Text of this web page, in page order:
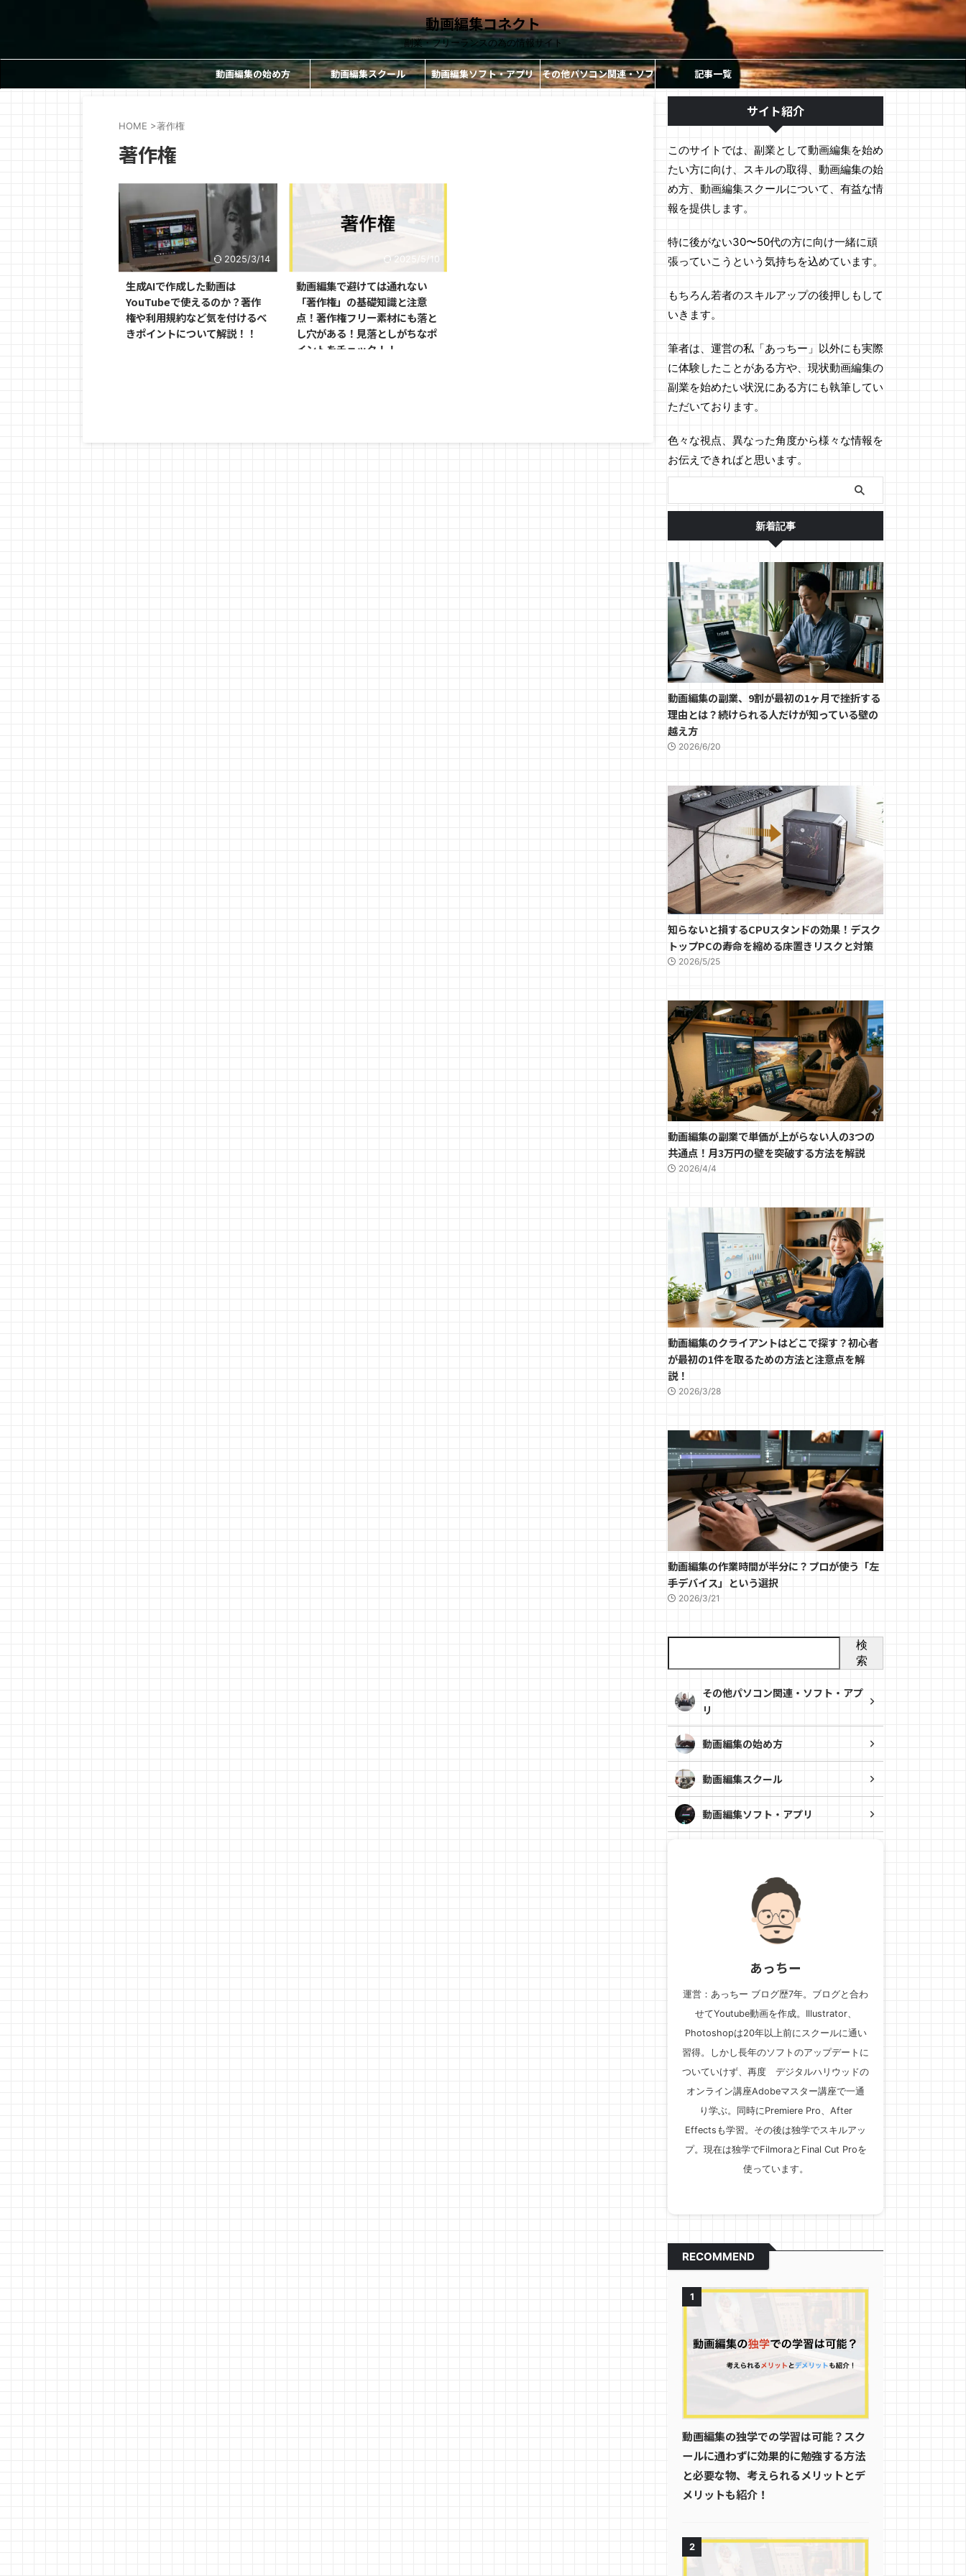
動画編集コネクト
副業・フリーランスの為の情報サイト
動画編集の始め方 動画編集スクール 動画編集ソフト・アプリ その他パソコン関連・ソフ 記事一覧
HOME >著作権
著作権
2025/3/14
生成AIで作成した動画は
YouTubeで使えるのか？著作
権や利用規約など気を付けるべ
きポイントについて解説！！
2025/5/10
動画編集で避けては通れない
「著作権」の基礎知識と注意
点！著作権フリー素材にも落と
し穴がある！見落としがちなポ
イントをチェック！！
サイト紹介
このサイトでは、副業として動画編集を始め
たい方に向け、スキルの取得、動画編集の始
め方、動画編集スクールについて、有益な情
報を提供します。
特に後がない30〜50代の方に向け一緒に頑
張っていこうという気持ちを込めています。
もちろん若者のスキルアップの後押しもして
いきます。
筆者は、運営の私「あっちー」以外にも実際
に体験したことがある方や、現状動画編集の
副業を始めたい状況にある方にも執筆してい
ただいております。
色々な視点、異なった角度から様々な情報を
お伝えできればと思います。
新着記事
動画編集の副業、9割が最初の1ヶ月で挫折する
理由とは？続けられる人だけが知っている壁の
越え方
2026/6/20
知らないと損するCPUスタンドの効果！デスク
トップPCの寿命を縮める床置きリスクと対策
2026/5/25
動画編集の副業で単価が上がらない人の3つの
共通点！月3万円の壁を突破する方法を解説
2026/4/4
動画編集のクライアントはどこで探す？初心者
が最初の1件を取るための方法と注意点を解
説！
2026/3/28
動画編集の作業時間が半分に？プロが使う「左
手デバイス」という選択
2026/3/21
検
索
その他パソコン関連・ソフト・アプ
リ
動画編集の始め方
動画編集スクール
動画編集ソフト・アプリ
あっちー
運営：あっちー ブログ歴7年。ブログと合わ
せてYoutube動画を作成。Illustrator、
Photoshopは20年以上前にスクールに通い
習得。しかし長年のソフトのアップデートに
ついていけず、再度 デジタルハリウッドの
オンライン講座Adobeマスター講座で一通
り学ぶ。同時にPremiere Pro、After
Effectsも学習。その後は独学でスキルアッ
プ。現在は独学でFilmoraとFinal Cut Proを
使っています。
RECOMMEND
1
動画編集の独学での学習は可能？スク
ールに通わずに効果的に勉強する方法
と必要な物、考えられるメリットとデ
メリットも紹介！
2